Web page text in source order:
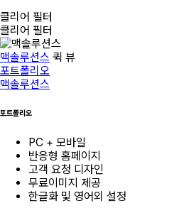
클리어 필터
클리어 필터
맥솔루션스 퀵 뷰
포트폴리오
맥솔루션스
포트폴리오
PC + 모바일
반응형 홈페이지
고객 요청 디자인
무료이미지 제공
한글화 및 영어외 설정